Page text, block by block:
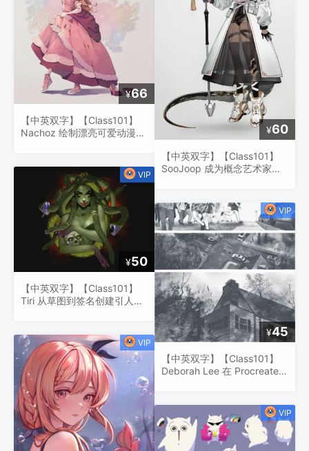
¥66
【中英双字】【Class101】
Nachoz 绘制漂亮可爱动漫艺
¥50
【中英双字】【Class101】
Tiri 从草图到签名创建引人注
¥60
【中英双字】【Class101】
SooJoop 成为概念艺术家的
¥45
【中英双字】【Class101】
Deborah Lee 在 Procreate